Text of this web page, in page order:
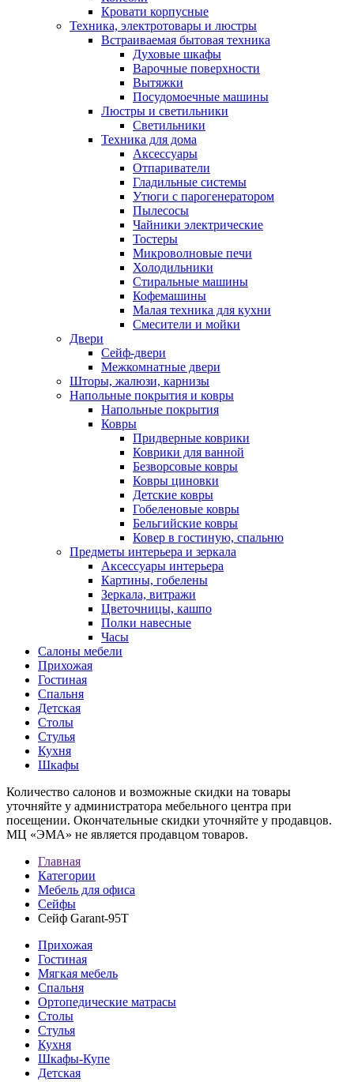
Кровати корпусные
Техника, электротовары и люстры
Встраиваемая бытовая техника
Духовые шкафы
Варочные поверхности
Вытяжки
Посудомоечные машины
Люстры и светильники
Светильники
Техника для дома
Аксессуары
Отпариватели
Гладильные системы
Утюги с парогенератором
Пылесосы
Чайники электрические
Тостеры
Микроволновые печи
Холодильники
Стиральные машины
Кофемашины
Малая техника для кухни
Смесители и мойки
Двери
Сейф-двери
Межкомнатные двери
Шторы, жалюзи, карнизы
Напольные покрытия и ковры
Напольные покрытия
Ковры
Придверные коврики
Коврики для ванной
Безворсовые ковры
Ковры циновки
Детские ковры
Гобеленовые ковры
Бельгийские ковры
Ковер в гостиную, спальню
Предметы интерьера и зеркала
Аксессуары интерьера
Картины, гобелены
Зеркала, витражи
Цветочницы, кашпо
Полки навесные
Часы
Салоны мебели
Прихожая
Гостиная
Спальня
Детская
Столы
Стулья
Кухня
Шкафы
Количество салонов и возможные скидки на товары
уточняйте у администратора мебельного центра при
посещении. Окончательные скидки уточняйте у продавцов.
МЦ «ЭМА» не является продавцом товаров.
Главная
Категории
Мебель для офиса
Сейфы
Сейф Garant-95T
Прихожая
Гостиная
Мягкая мебель
Спальня
Ортопедические матрасы
Столы
Стулья
Кухня
Шкафы-Купе
Детская